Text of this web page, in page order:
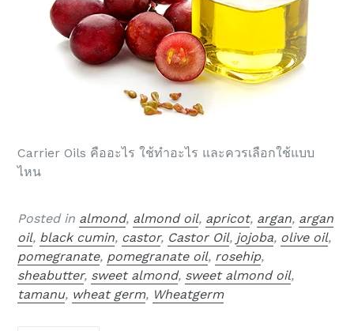
Carrier Oils คืออะไร ใช้ทำอะไร และควรเลือกใช้แบบ
ไหน
Posted in almond, almond oil, apricot, argan, argan
oil, black cumin, castor, Castor Oil, jojoba, olive oil,
pomegranate, pomegranate oil, rosehip,
sheabutter, sweet almond, sweet almond oil,
tamanu, wheat germ, Wheatgerm